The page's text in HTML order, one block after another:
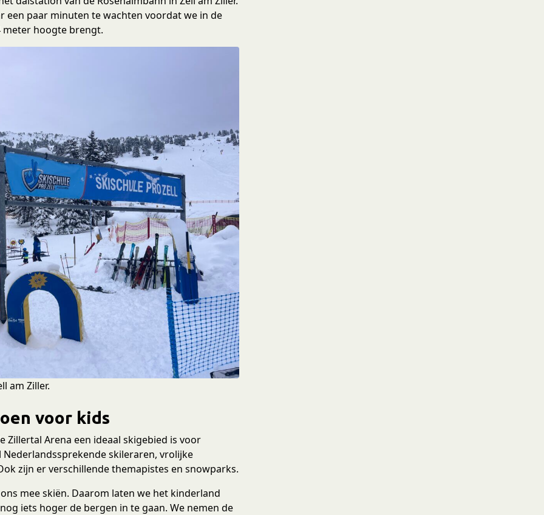
een paar minuten te wachten voordat we in de
meter hoogte brengt.
am Ziller.
voor kids
Arena een ideaal skigebied is voor
skileraren, vrolijke
zijn er verschillende themapistes en snowparks.
mee skiën. Daarom laten we het kinderland
iets hoger de bergen in te gaan. We nemen de